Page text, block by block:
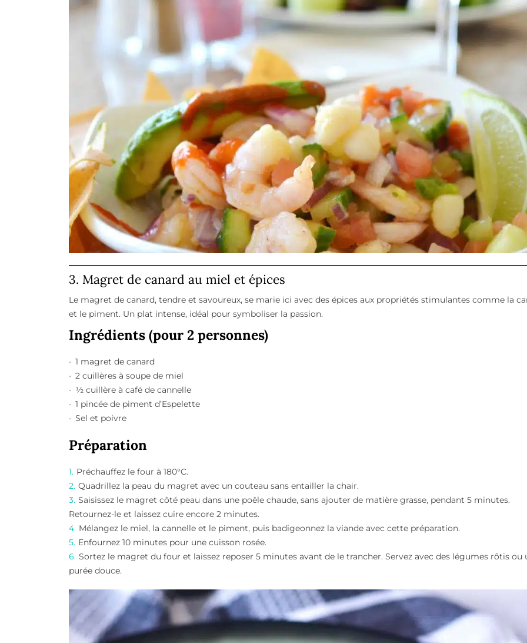
3. Magret de canard au miel et épices
Le magret de canard, tendre et savoureux, se marie ici avec des épices aux propriétés stimulantes comme la
et le piment. Un plat intense, idéal pour symboliser la passion.
Ingrédients (pour 2 personnes)
1 magret de canard
2 cuillères à soupe de miel
½ cuillère à café de cannelle
1 pincée de piment d’Espelette
Sel et poivre
Préparation
Préchauffez le four à 180°C.
Quadrillez la peau du magret avec un couteau sans entailler la chair.
Saisissez le magret côté peau dans une poêle chaude, sans ajouter de matière grasse, pendant 5 minutes.
Retournez-le et laissez cuire encore 2 minutes.
Mélangez le miel, la cannelle et le piment, puis badigeonnez la viande avec cette préparation.
Enfournez 10 minutes pour une cuisson rosée.
Sortez le magret du four et laissez reposer 5 minutes avant de le trancher. Servez avec des légumes rôtis ou
purée douce.